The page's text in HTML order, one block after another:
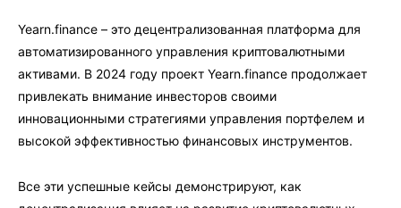
Yearn.finance – это децентрализованная платформа для
автоматизированного управления криптовалютными
активами. В 2024 году проект Yearn.finance продолжает
привлекать внимание инвесторов своими
инновационными стратегиями управления портфелем и
высокой эффективностью финансовых инструментов.
Все эти успешные кейсы демонстрируют, как